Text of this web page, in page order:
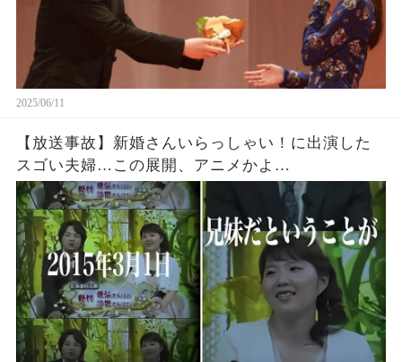
2025/06/11
【放送事故】新婚さんいらっしゃい！に出演した
スゴい夫婦…この展開、アニメかよ…